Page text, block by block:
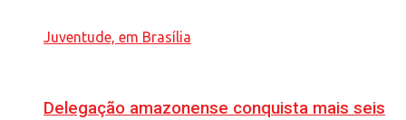
Delegação amazonense conquista mais seis